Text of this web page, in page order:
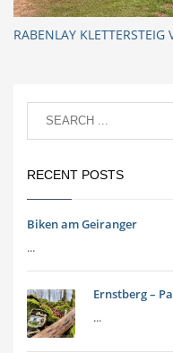
RABENLAY
RECENT POSTS
Biken am Geiranger
...
Ernstberg –
...